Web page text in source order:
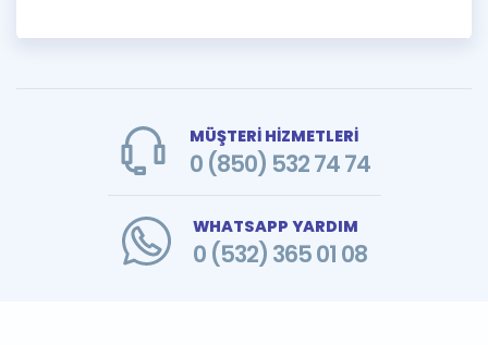
MÜŞTERİ HİZMETLERİ
0 (850) 532 74 74
WHATSAPP YARDIM
0 (532) 365 01 08